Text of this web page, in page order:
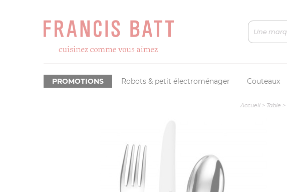
Robots & petit électroménager Couteaux
PROMOTIONS
Accueil> Table >